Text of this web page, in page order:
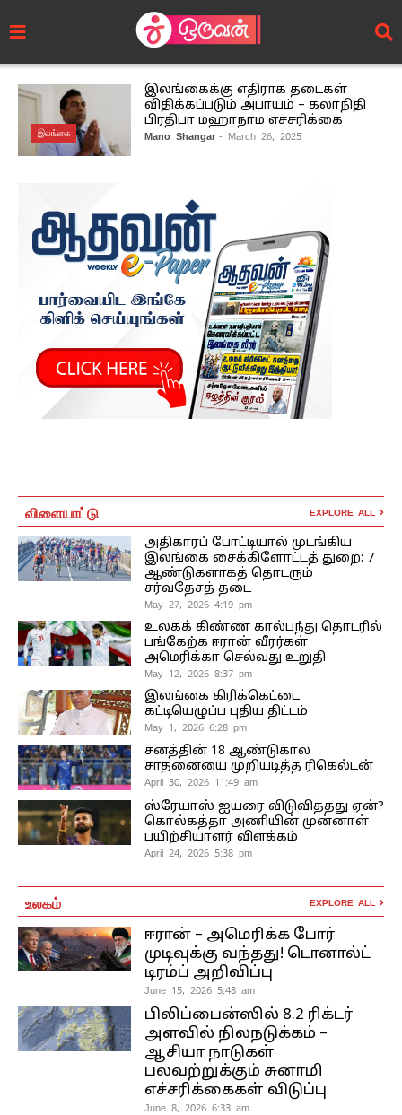
இலங்கை
இலங்கைக்கு எதிராக தடைகள்
விதிக்கப்படும் அபாயம் – கலாநிதி
பிரதிபா மஹாநாம எச்சரிக்கை
Mano Shangar - March 26, 2025
விளையாட்டு EXPLORE ALL
அதிகாரப் போட்டியால் முடங்கிய
இலங்கை சைக்கிளோட்டத் துறை: 7
ஆண்டுகளாகத் தொடரும்
சர்வதேசத் தடை
May 27, 2026 4:19 pm
உலகக் கிண்ண கால்பந்து தொடரில்
பங்கேற்க ஈரான் வீரர்கள்
அமெரிக்கா செல்வது உறுதி
May 12, 2026 8:37 pm
இலங்கை கிரிக்கெட்டை
கட்டியெழுப்ப புதிய திட்டம்
May 1, 2026 6:28 pm
சனத்தின் 18 ஆண்டுகால
சாதனையை முறியடித்த ரிகெல்டன்
April 30, 2026 11:49 am
ஸ்ரேயாஸ் ஐயரை விடுவித்தது ஏன்?
கொல்கத்தா அணியின் முன்னாள்
பயிற்சியாளர் விளக்கம்
April 24, 2026 5:38 pm
உலகம் EXPLORE ALL
ஈரான் – அமெரிக்க போர்
முடிவுக்கு வந்தது! டொனால்ட்
டிரம்ப் அறிவிப்பு
June 15, 2026 5:48 am
பிலிப்பைன்ஸில் 8.2 ரிக்டர்
அளவில் நிலநடுக்கம் –
ஆசியா நாடுகள்
பலவற்றுக்கும் சுனாமி
எச்சரிக்கைகள் விடுப்பு
June 8, 2026 6:33 am